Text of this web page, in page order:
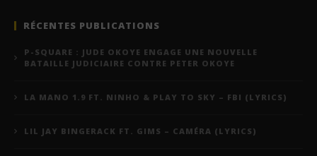
RÉCENTES PUBLICATIONS
P-SQUARE : JUDE OKOYE ENGAGE UNE NOUVELLE
BATAILLE JUDICIAIRE CONTRE PETER OKOYE
LA MANO 1.9 FT. NINHO & PLAY TO SKY – FBI (LYRICS)
LIL JAY BINGERACK FT. GIMS – CAMÉRA (LYRICS)